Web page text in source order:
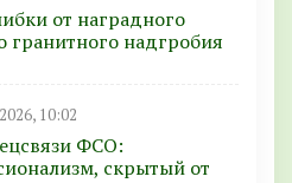
от наградного
гранитного надгробия
10:02
ФСО:
скрытый от